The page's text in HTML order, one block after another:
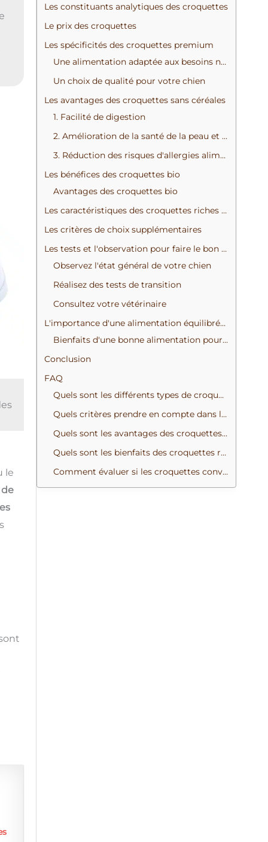
le
Les constituants analytiques des croquettes
Le prix des croquettes
Les spécificités des croquettes premium
Une alimentation adaptée aux besoins nutritionnels
Un choix de qualité pour votre chien
Les avantages des croquettes sans céréales
1. Facilité de digestion
2. Amélioration de la santé de la peau et du pelage
3. Réduction des risques d'allergies alimentaires
Les bénéfices des croquettes bio
Avantages des croquettes bio
Les caractéristiques des croquettes riches en protéine
Les critères de choix supplémentaires
Les tests et l'observation pour faire le bon choix
Observez l'état général de votre chien
Réalisez des tests de transition
Consultez votre vétérinaire
L'importance d'une alimentation équilibrée pour la santé du chien
Bienfaits d'une bonne alimentation pour chien:
Conclusion
FAQ
Quels sont les différents types de croquettes pour chien ?
Quels critères prendre en compte dans les croquettes pour chien ?
Quels sont les avantages des croquettes sans céréales ?
Quels sont les bienfaits des croquettes riches en protéines pour chien ?
Comment évaluer si les croquettes conviennent à mon chien ?